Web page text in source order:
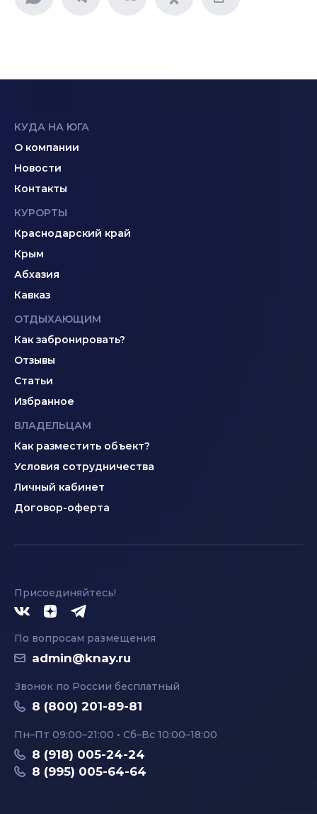
КУДА НА ЮГА
О компании
Новости
Контакты
КУРОРТЫ
Краснодарский край
Крым
Абхазия
Кавказ
ОТДЫХАЮЩИМ
Как забронировать?
Отзывы
Статьи
Избранное
ВЛАДЕЛЬЦАМ
Как разместить объект?
Условия сотрудничества
Личный кабинет
Договор-оферта
Присоединяйтесь!
По вопросам размещения
admin@knay.ru
Звонок по России бесплатный
8 (800) 201-89-81
Пн–Пт 09:00–21:00 • Сб–Вс 10:00–18:00
8 (918) 005-24-24
8 (995) 005-64-64